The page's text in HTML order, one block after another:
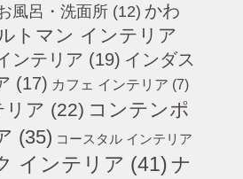
風呂・洗面所 (12) かわ
トマン インテリア
ンテリア (19) インダス
(17) カフェ インテリア (7)
リア (22) コンテンポ
(35) コースタル インテリア
インテリア (41) ナ